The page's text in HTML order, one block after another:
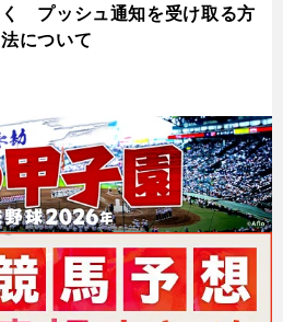
く プッシュ通知を受け取る方
法について